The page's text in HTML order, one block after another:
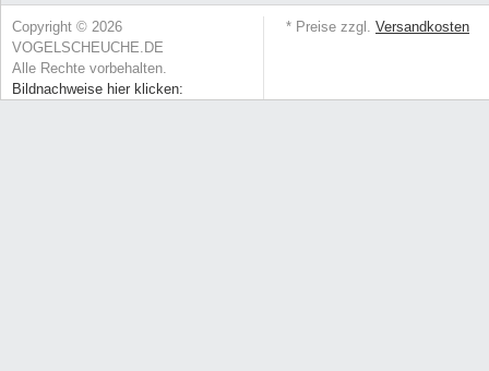
Copyright © 2026
VOGELSCHEUCHE.DE
Alle Rechte vorbehalten.
Bildnachweise hier klicken:
* Preise zzgl. Versandkosten